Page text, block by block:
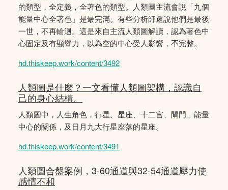
的類型，全定義，全著色的類型。人類圖主流會說「九個
能量中心全著色」是最完滿。有些分析師還說他們是最後
一世，不再輪迴。這是來自主流人類圖解讀，認為著色中
心固定及有顯響力，以為空的中心受人影響，𣎴完整。
hd.thiskeep.work/content/3492
人類圖是什麼？一文看懂人類圖架構，認識自
己的身心結構。
人類圖中，人生角色，行星、星座、十二宫、閘門、能量
中心的關係，及日月九大行星座落的星座。
hd.thiskeep.work/content/3491
人類圖合盤案例，3-60通道與32-54通道壓力使
感情不和